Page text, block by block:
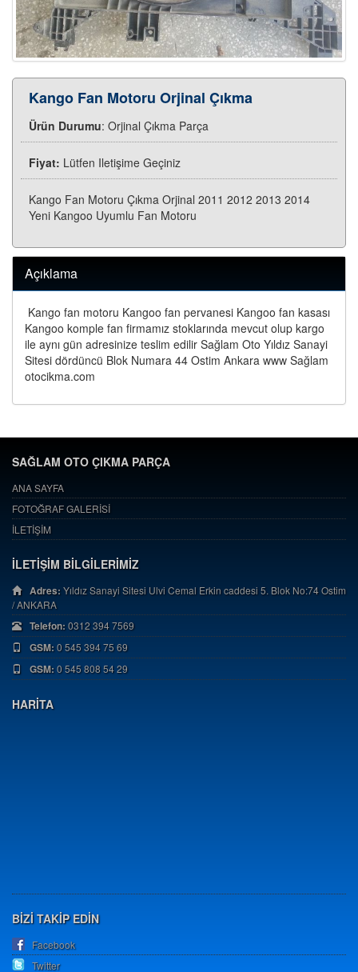
Kango Fan Motoru Orjinal Çıkma
Ürün Durumu: Orjinal Çıkma Parça
Fiyat: Lütfen Iletişime Geçiniz
Kango Fan Motoru Çıkma Orjinal 2011 2012 2013 2014
Yeni Kangoo Uyumlu Fan Motoru
Açıklama
Kango fan motoru Kangoo fan pervanesi Kangoo fan kasası
Kangoo komple fan firmamız stoklarında mevcut olup kargo
ile aynı gün adresinize teslim edilir Sağlam Oto Yıldız Sanayi
Sitesi dördüncü Blok Numara 44 Ostim Ankara www Sağlam
otocikma.com
SAĞLAM OTO ÇIKMA PARÇA
ANA SAYFA
FOTOĞRAF GALERİSİ
İLETİŞİM
İLETİŞİM BİLGİLERİMİZ
Adres:Yıldız Sanayi Sitesi Ulvi Cemal Erkin caddesi 5. Blok No:74 Ostim
/ ANKARA
Telefon:0312 394 7569
GSM:0 545 394 75 69
GSM:0 545 808 54 29
HARİTA
BİZİ TAKİP EDİN
Facebook
Twitter